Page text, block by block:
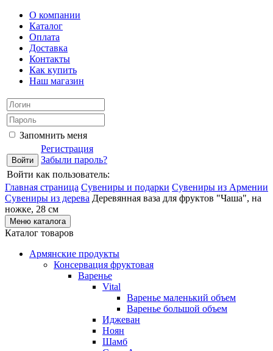
О компании
Каталог
Оплата
Доставка
Контакты
Как купить
Наш магазин
Запомнить меня
Регистрация
Забыли пароль?
Войти как пользователь:
Главная страница Сувениры и подарки Сувениры из Армении
Сувениры из дерева Деревянная ваза для фруктов "Чаша", на
ножке, 28 см
Меню каталога
Каталог товаров
Армянские продукты
Консервация фруктовая
Варенье
Vital
Варенье маленький объем
Варенье большой объем
Иджеван
Ноян
Шамб